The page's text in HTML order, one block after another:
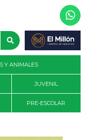
Y ANIMALES
JUVENIL
PRE-ESCOLAR